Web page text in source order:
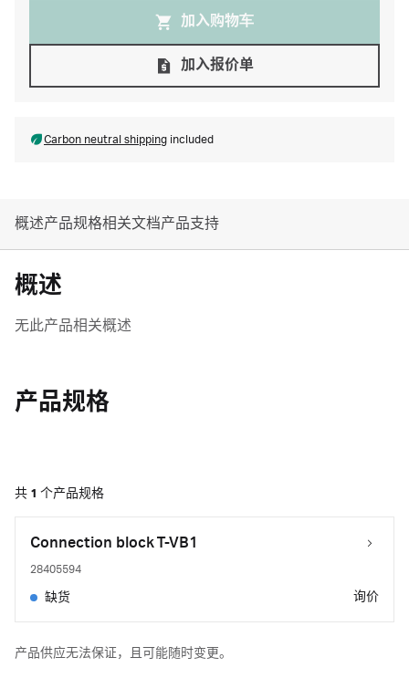
加入购物⻋
加入报价单
Carbon neutral shipping included
概述产品规格相关文档产品支持
概述
无此产品相关概述
产品规格
共 1 个产品规格
Connection block T-VB1
28405594
缺货 询价
产品供应无法保证，且可能随时变更。